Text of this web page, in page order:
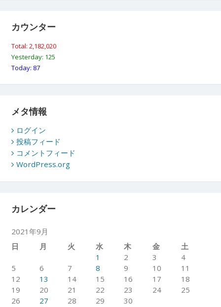
カウンター
Total: 2,182,020
Yesterday: 125
Today: 87
メタ情報
ログイン
投稿フィード
コメントフィード
WordPress.org
カレンダー
2021年9月
日
月 火 水 木 金
土
1
2 3
4
5
6 7 8 9 10
11
12
13 14 15 16 17
18
19
20 21 22 23 24
25
26
27 28 29 30